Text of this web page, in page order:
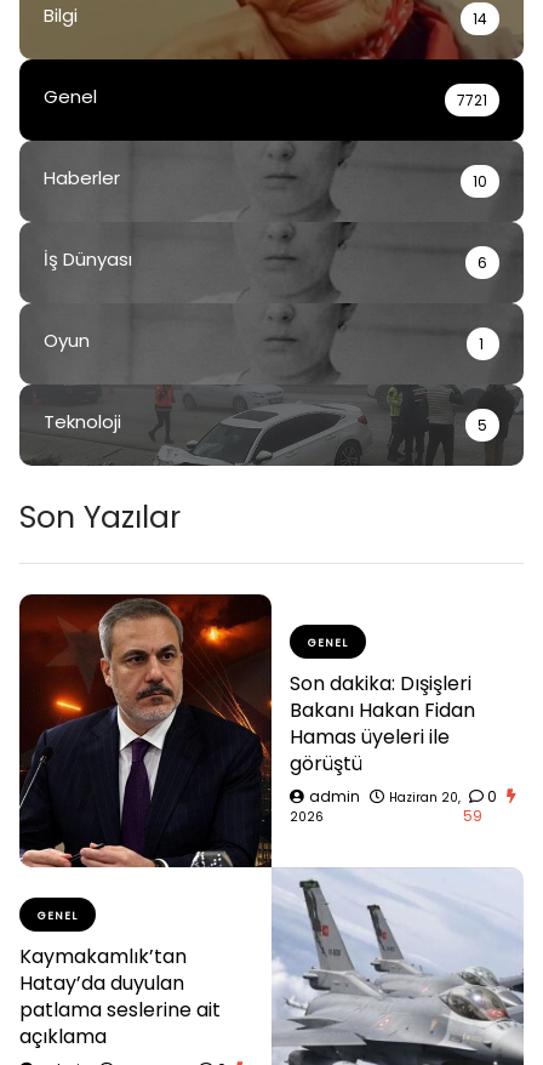
Bilgi 14
Genel 7721
Haberler 10
İş Dünyası 6
Oyun 1
Teknoloji 5
Son Yazılar
GENEL
Son dakika: Dışişleri
Bakanı Hakan Fidan
Hamas üyeleri ile
görüştü
admin
Haziran 20,
2026
0
59
GENEL
Kaymakamlık’tan
Hatay’da duyulan
patlama seslerine ait
açıklama